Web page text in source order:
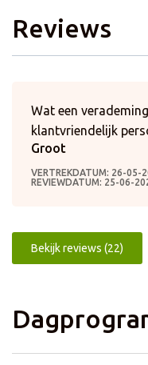
Reviews
Wat een
klantvriendelijk
Groot
VERTREKDATUM: 26-05-
REVIEWDATUM: 25-06-
Bekijk reviews (22)